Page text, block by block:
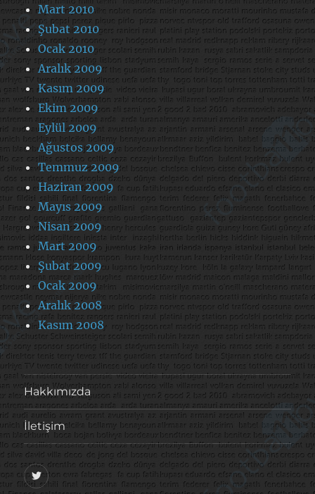
Mart 2010
Şubat 2010
Ocak 2010
Aralık 2009
Kasım 2009
Ekim 2009
Eylül 2009
Ağustos 2009
Temmuz 2009
Haziran 2009
Mayıs 2009
Nisan 2009
Mart 2009
Şubat 2009
Ocak 2009
Aralık 2008
Kasım 2008
Hakkımızda
İletişim
@footballove